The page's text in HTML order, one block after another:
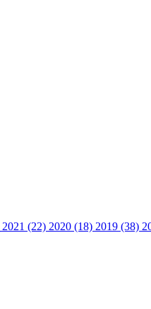
2021 (22) 2020 (18) 2019 (38)